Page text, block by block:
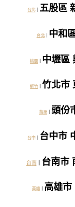
台北 五股區
台北 中和
桃園 中壢區
新竹 竹北市
苗栗 頭份
台中 台中市
台南 台南市
高雄 高雄市